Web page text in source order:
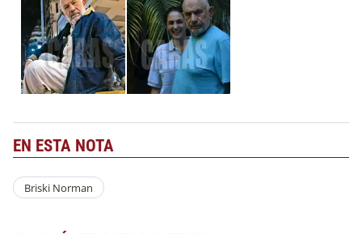
EN ESTA NOTA
Briski Norman